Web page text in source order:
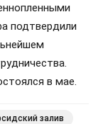
подтвердили
в мае.
залив